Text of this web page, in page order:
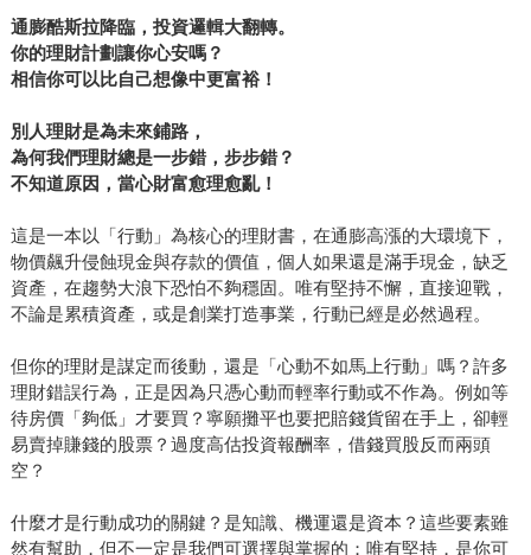
通膨酷斯拉降臨，投資邏輯大翻轉。
你的理財計劃讓你心安嗎？
相信你可以比自己想像中更富裕！
別人理財是為未來鋪路，
為何我們理財總是一步錯，步步錯？
不知道原因，當心財富愈理愈亂！
這是一本以「行動」為核心的理財書，在通膨高漲的大環境下，
物價飆升侵蝕現金與存款的價值，個人如果還是滿手現金，缺乏
資產，在趨勢大浪下恐怕不夠穩固。唯有堅持不懈，直接迎戰，
不論是累積資產，或是創業打造事業，行動已經是必然過程。
但你的理財是謀定而後動，還是「心動不如馬上行動」嗎？許多
理財錯誤行為，正是因為只憑心動而輕率行動或不作為。例如等
待房價「夠低」才要買？寧願攤平也要把賠錢貨留在手上，卻輕
易賣掉賺錢的股票？過度高估投資報酬率，借錢買股反而兩頭
空？
什麼才是行動成功的關鍵？是知識、機運還是資本？這些要素雖
然有幫助，但不一定是我們可選擇與掌握的；唯有堅持，是你可